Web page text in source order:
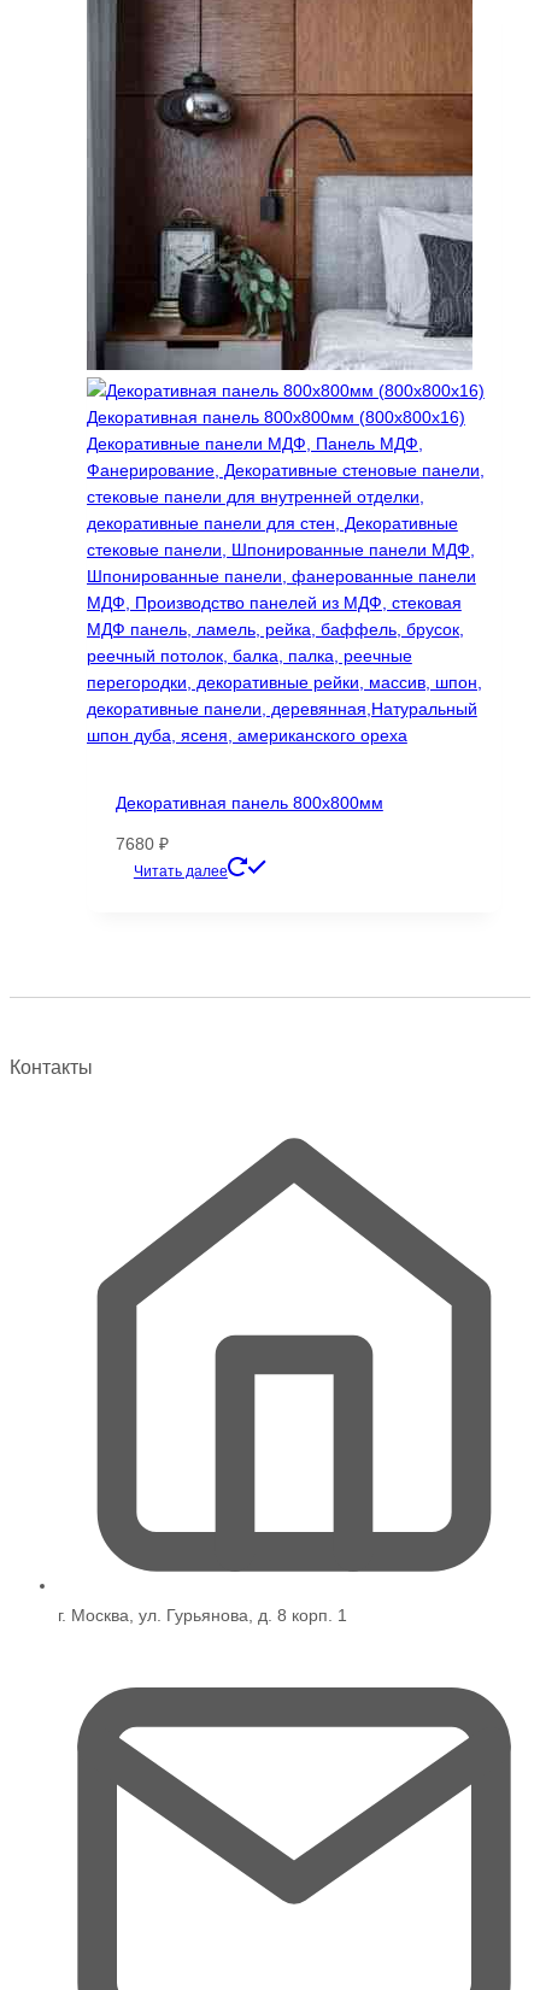
несколько
Опции
можно
выбрать
на
странице
товара.
Декоративная панель 800х800мм
7680 ₽
Читать далее
Опции
товара.
Контакты
г. Москва, ул. Гурьянова, д. 8 корп. 1